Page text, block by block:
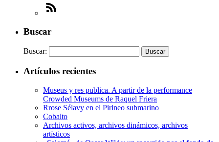
Buscar
Buscar:
Artículos recientes
Museus y res publica. A partir de la performance
Crowded Museums de Raquel Friera
Rrose Sélavy en el Pirineo submarino
Cobalto
Archivos activos, archivos dinámicos, archivos
artísticos